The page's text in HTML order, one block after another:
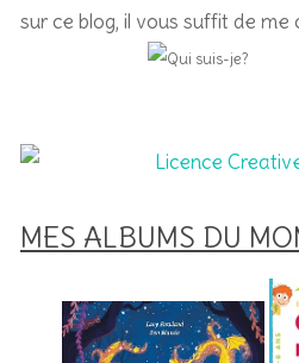
sur ce blog, il vous suffit de me
MES ALBUMS DU